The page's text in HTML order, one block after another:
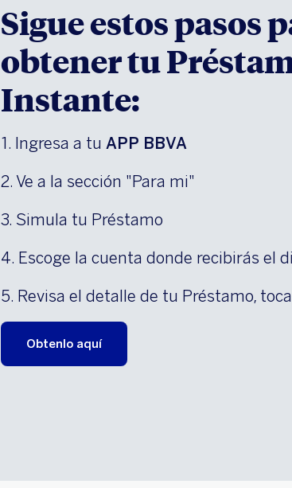
Sigue estos pasos
obtener tu
Instante:
1. Ingresa a tu APP BBVA
2. Ve a la sección "Para mi"
3. Simula tu Préstamo
4. Escoge la cuenta donde recibirás el
5. Revisa el detalle de tu Préstamo,
Obtenlo aquí